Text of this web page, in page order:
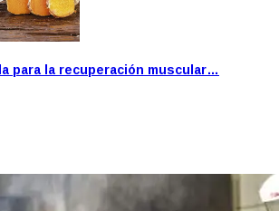
para la recuperación muscular…